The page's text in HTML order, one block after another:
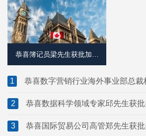
恭喜簿记员梁先生获批加拿
大萨省雇主担保移民！
1
恭喜数字营销行业海外事业部总裁
2
恭喜数据科学领域专家邱先生获批
3 恭喜国际贸易公司高管郑先生获批